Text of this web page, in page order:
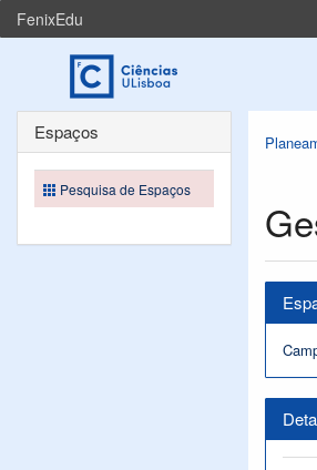
FenixEdu
Espaços
Pesquisa de Espaços